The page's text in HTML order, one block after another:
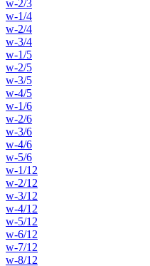
w-2/3
w-1/4
w-2/4
w-3/4
w-1/5
w-2/5
w-3/5
w-4/5
w-1/6
w-2/6
w-3/6
w-4/6
w-5/6
w-1/12
w-2/12
w-3/12
w-4/12
w-5/12
w-6/12
w-7/12
w-8/12